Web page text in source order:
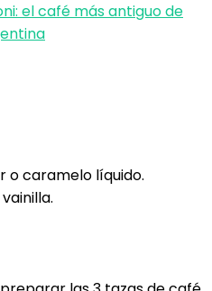
el café más antiguo de
o caramelo líquido.